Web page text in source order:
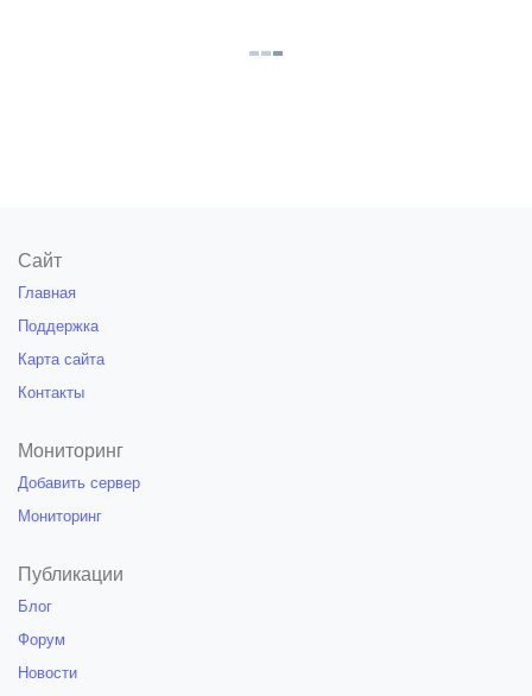
Сайт
Главная
Поддержка
Карта сайта
Контакты
Мониторинг
Добавить сервер
Мониторинг
Публикации
Блог
Форум
Новости